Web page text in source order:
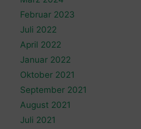
Februar 2023
Juli 2022
April 2022
Januar 2022
Oktober 2021
September 2021
August 2021
Juli 2021